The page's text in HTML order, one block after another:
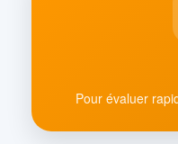
Pour évaluer